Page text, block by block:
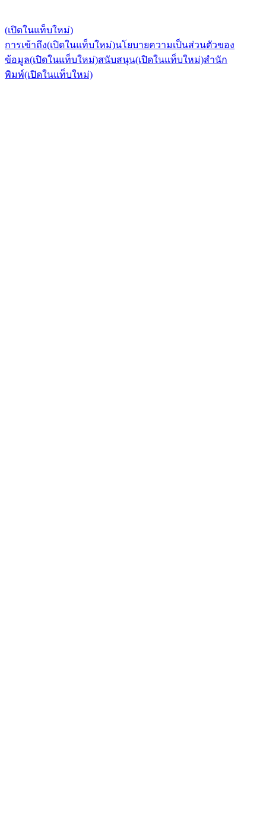
(เปิดในแท็บใหม่)
การเข้าถึง(เปิดในแท็บใหม่)นโยบายความเป็นส่วนตัวของ
ข้อมูล(เปิดในแท็บใหม่)สนับสนุน(เปิดในแท็บใหม่)สำนัก
พิมพ์(เปิดในแท็บใหม่)